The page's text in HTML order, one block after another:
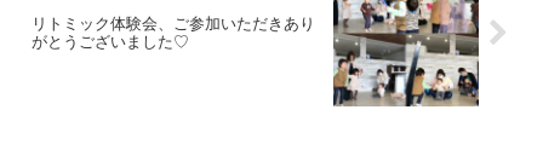
リトミック体験会、ご参加いただきあり
がとうございました♡